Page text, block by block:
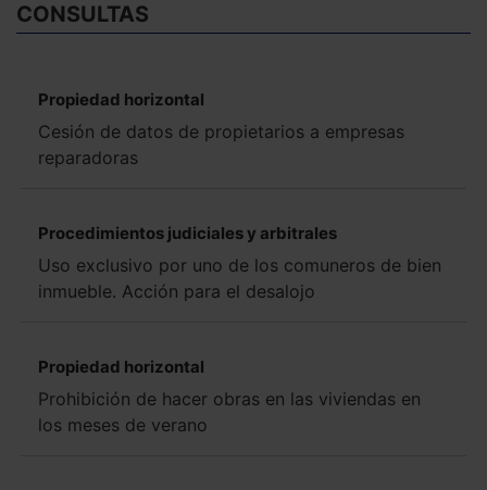
CONSULTAS
Propiedad horizontal
Cesión de datos de propietarios a empresas
reparadoras
Procedimientos judiciales y arbitrales
Uso exclusivo por uno de los comuneros de bien
inmueble. Acción para el desalojo
Propiedad horizontal
Prohibición de hacer obras en las viviendas en
los meses de verano